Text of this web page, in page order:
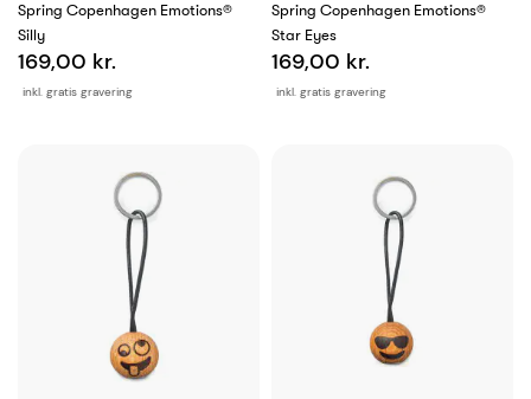
Spring Copenhagen Emotions®
Silly
inkl. gratis gravering
169,00 kr.
Spring Copenhagen Emotions®
Star Eyes
inkl. gratis gravering
169,00 kr.